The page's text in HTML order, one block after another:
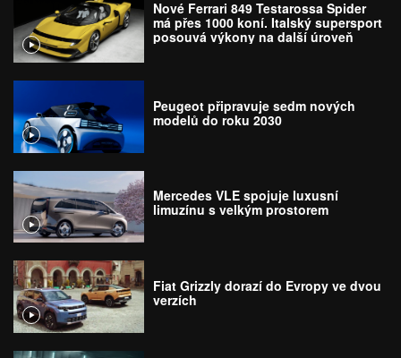
Nové Ferrari 849 Testarossa Spider
má přes 1000 koní. Italský supersport
posouvá výkony na další úroveň
Peugeot připravuje sedm nových
modelů do roku 2030
Mercedes VLE spojuje luxusní
limuzínu s velkým prostorem
Fiat Grizzly dorazí do Evropy ve dvou
verzích